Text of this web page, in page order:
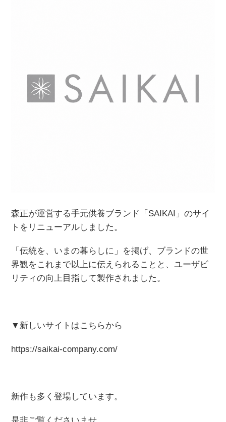
森正が運営する手元供養ブランド「SAIKAI」のサイ
トをリニューアルしました。
「伝統を、いまの暮らしに」を掲げ、ブランドの世
界観をこれまで以上に伝えられることと、ユーザビ
リティの向上目指して製作されました。
▼新しいサイトはこちらから
https://saikai-company.com/
新作も多く登場しています。